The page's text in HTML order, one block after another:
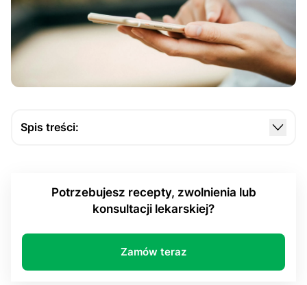
Spis treści:
Dla pacjenta, dla rodzica, dla opiekuna. IKP jako
centrum zarządzania zdrowiem bliskich
Po co mi to wszystko? Czyli jak IKP realnie ułatwia
życie… również w sytuacjach awaryjnych
Potrzebujesz recepty, zwolnienia lub
konsultacji lekarskiej?
Zamów teraz